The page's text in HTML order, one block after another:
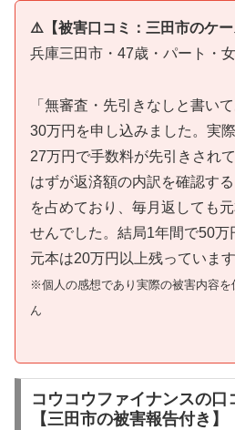
⚠️【被害口コミ：三田市のケー
兵庫三田市・47歳・パート・
「無審査・先引きなしと書い
30万円を申し込みました。実
27万円で手数料が先引きされ
はずが返済額の内訳を確認す
を占めており、毎月返しても
せんでした。結局1年間で50
元本は20万円以上残っています
※個人の感想であり実際の被害内容
ん
コウコウファイナンスの口
【三田市の被害報告付き】